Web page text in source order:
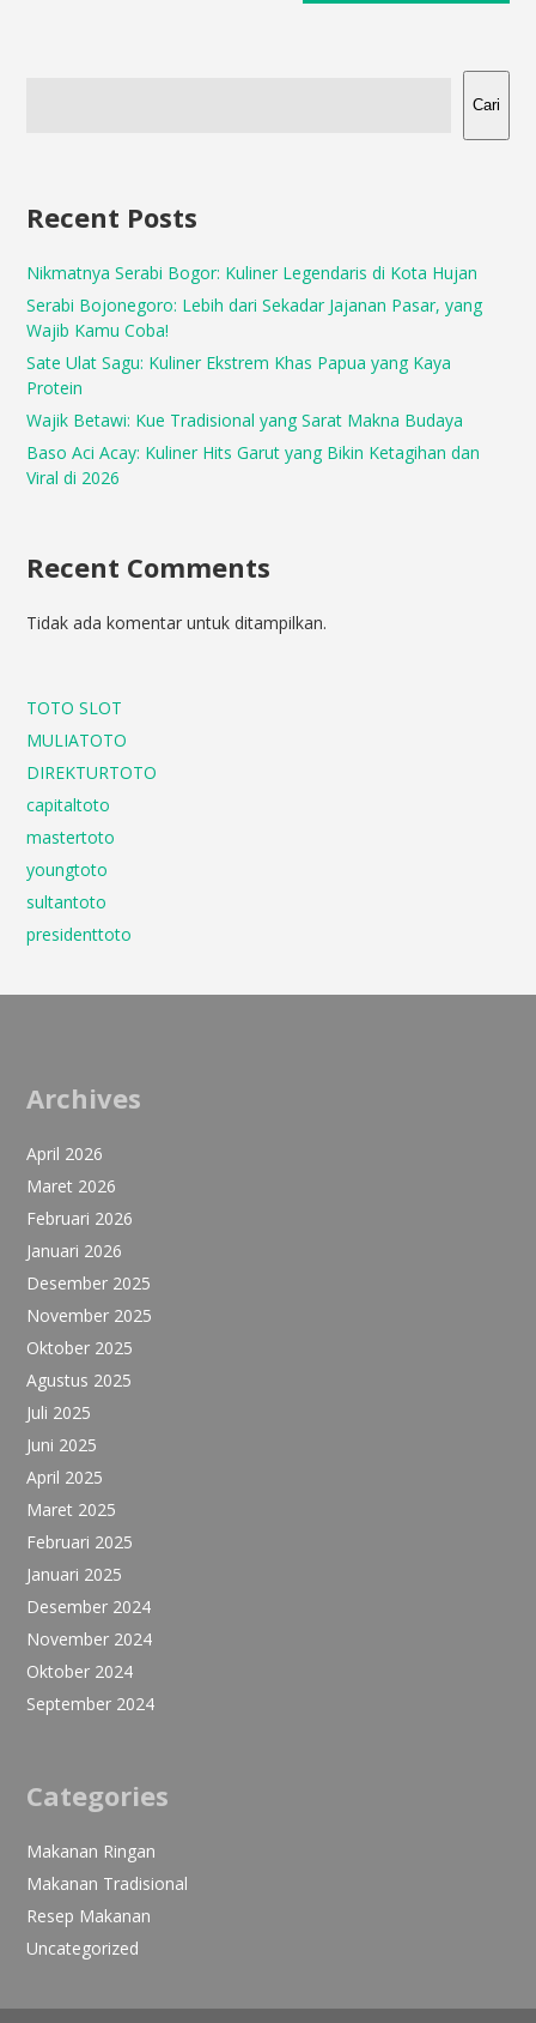
Cari
Recent Posts
Nikmatnya Serabi Bogor: Kuliner Legendaris di Kota Hujan
Serabi Bojonegoro: Lebih dari Sekadar Jajanan Pasar, yang
Wajib Kamu Coba!
Sate Ulat Sagu: Kuliner Ekstrem Khas Papua yang Kaya
Protein
Wajik Betawi: Kue Tradisional yang Sarat Makna Budaya
Baso Aci Acay: Kuliner Hits Garut yang Bikin Ketagihan dan
Viral di 2026
Recent Comments
Tidak ada komentar untuk ditampilkan.
TOTO SLOT
MULIATOTO
DIREKTURTOTO
capitaltoto
mastertoto
youngtoto
sultantoto
presidenttoto
Archives
April 2026
Maret 2026
Februari 2026
Januari 2026
Desember 2025
November 2025
Oktober 2025
Agustus 2025
Juli 2025
Juni 2025
April 2025
Maret 2025
Februari 2025
Januari 2025
Desember 2024
November 2024
Oktober 2024
September 2024
Categories
Makanan Ringan
Makanan Tradisional
Resep Makanan
Uncategorized